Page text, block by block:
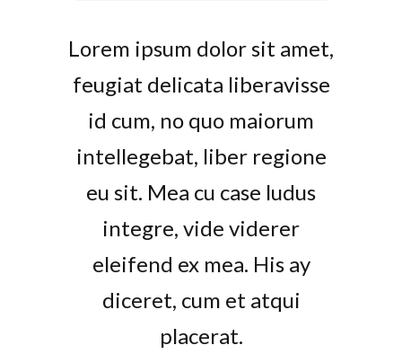
Lorem ipsum dolor sit amet,
feugiat delicata liberavisse
id cum, no quo maiorum
intellegebat, liber regione
eu sit. Mea cu case ludus
integre, vide viderer
eleifend ex mea. His ay
diceret, cum et atqui
placerat.